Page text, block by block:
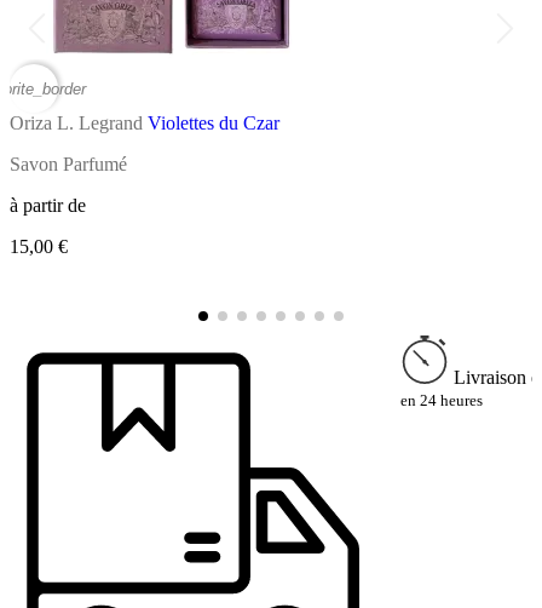
Oriza L. Legrand Violettes du Czar
Savon Parfumé
à partir de
15,00 €
Livraison
en 24 heures